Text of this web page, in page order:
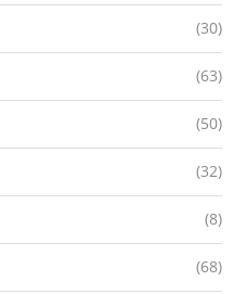
(30)
(63)
(50)
(32)
(8)
(68)